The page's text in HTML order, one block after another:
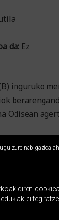
da: Ez
inguruko
Odisean
zure nabigazioa
diren